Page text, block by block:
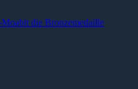
die Bronzemedaille